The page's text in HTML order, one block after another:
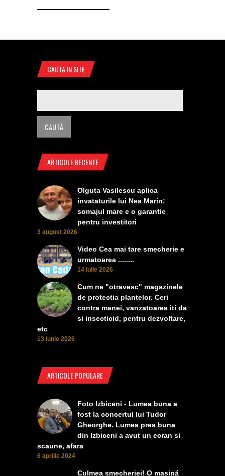
CAUTA IN SITE
ARTICOLE RECENTE
Olguta Vasilescu aplica
invataturile lui Nea Marin:
somajul mare e o garantie
pentru investitori
3 august 2026
Video Cea mai tare smecherie e
urmatoarea ........
14 iulie 2026
Cum ne "otravesc" magazinele
de protectia plantelor. Ceri
contra manei, vanzatoarea iti da
si insecticid, pentru dezvoltare,
etc
13 iunie 2026
ARTICOLE POPULARE
Foto Izbiceni - Lumea buna a
fost la concertul lui Tudor
Gheorghe. Lumea prea buna
din Izbiceni a avut un ecran si
scaune, afara
6 aprilie 2024
Culmea smecheriei! O mașină